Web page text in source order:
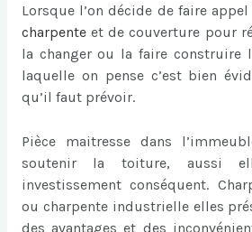
Lorsque l’on décide de faire
charpenteet de couverture pour
la changer ou la faire construire
laquelle on pense c’est bien
qu’il faut prévoir.
Pièce maitresse dans
soutenir la toiture, aussi
investissement conséquent.
ou charpente industrielle elles
des avantages et des